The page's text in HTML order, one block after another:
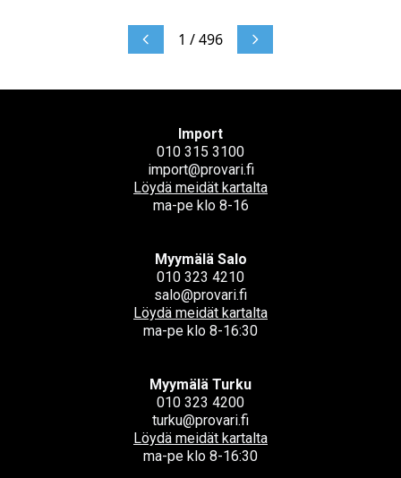
1 / 496
Import
010 315 3100
import@provari.fi
Löydä meidät kartalta
ma-pe klo 8-16
Myymälä Salo
010 323 4210
salo@provari.fi
Löydä meidät kartalta
ma-pe klo 8-16:30
Myymälä Turku
010 323 4200
turku@provari.fi
Löydä meidät kartalta
ma-pe klo 8-16:30